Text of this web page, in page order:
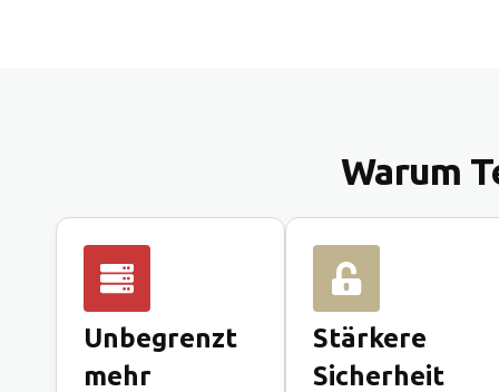
Warum
Unbegrenzt
mehr
Stärkere
Sicherheit